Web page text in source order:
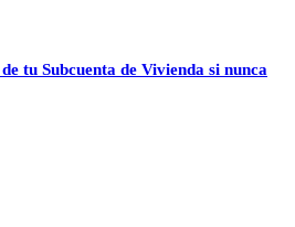
tu Subcuenta de Vivienda si nunca